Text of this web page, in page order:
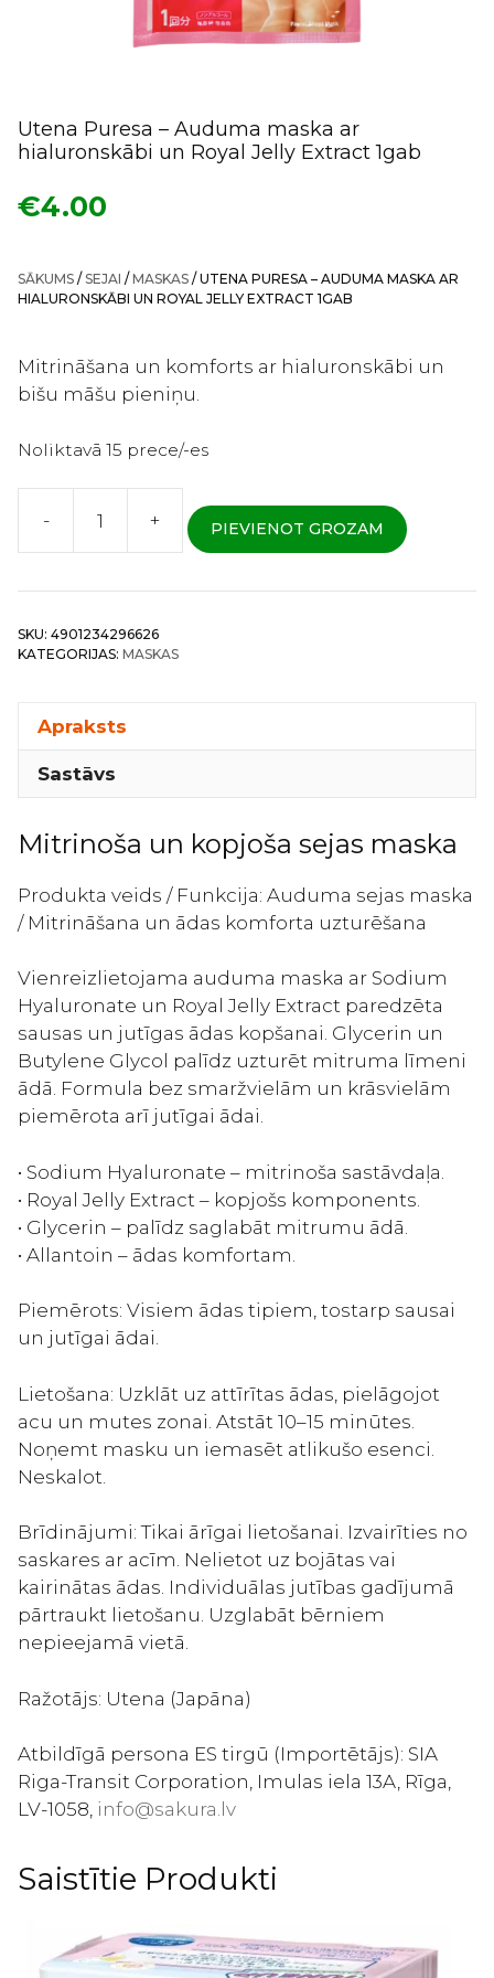
Utena Puresa – Auduma maska ar
hialuronskābi un Royal Jelly Extract 1gab
€4.00
SĀKUMS / SEJAI / MASKAS / UTENA PURESA – AUDUMA MASKA AR
HIALURONSKĀBI UN ROYAL JELLY EXTRACT 1GAB
Mitrināšana un komforts ar hialuronskābi un
bišu māšu pieniņu.
Noliktavā 15 prece/-es
-
Utena
Puresa
–
Royal
1gab
daudzums
+ PIEVIENOT GROZAM
SKU: 4901234296626
KATEGORIJAS: MASKAS
Apraksts
Sastāvs
Mitrinoša un kopjoša sejas maska
Produkta veids / Funkcija: Auduma sejas maska
/ Mitrināšana un ādas komforta uzturēšana
Vienreizlietojama auduma maska ar Sodium
Hyaluronate un Royal Jelly Extract paredzēta
sausas un jutīgas ādas kopšanai. Glycerin un
Butylene Glycol palīdz uzturēt mitruma līmeni
ādā. Formula bez smaržvielām un krāsvielām
piemērota arī jutīgai ādai.
• Sodium Hyaluronate – mitrinoša sastāvdaļa.
• Royal Jelly Extract – kopjošs komponents.
• Glycerin – palīdz saglabāt mitrumu ādā.
• Allantoin – ādas komfortam.
Piemērots: Visiem ādas tipiem, tostarp sausai
un jutīgai ādai.
Lietošana: Uzklāt uz attīrītas ādas, pielāgojot
acu un mutes zonai. Atstāt 10–15 minūtes.
Noņemt masku un iemasēt atlikušo esenci.
Neskalot.
Brīdinājumi: Tikai ārīgai lietošanai. Izvairīties no
saskares ar acīm. Nelietot uz bojātas vai
kairinātas ādas. Individuālas jutības gadījumā
pārtraukt lietošanu. Uzglabāt bērniem
nepieejamā vietā.
Ražotājs: Utena (Japāna)
Atbildīgā persona ES tirgū (Importētājs): SIA
Riga-Transit Corporation, Imulas iela 13A, Rīga,
LV-1058, info@sakura.lv
Saistītie Produkti